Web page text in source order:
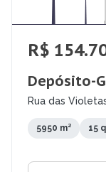
R$
Depósito-
Rua das
5950 m² 15